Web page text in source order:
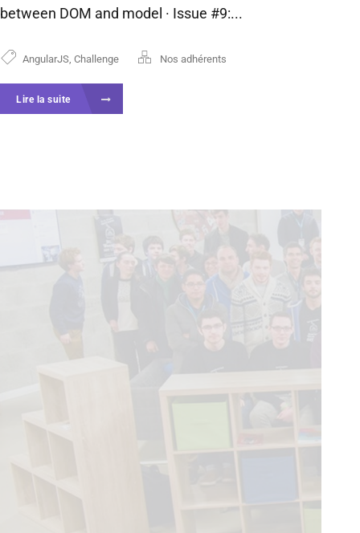
between DOM and model · Issue #9:...
AngularJS Challenge Nos adhérents
Lire la suite